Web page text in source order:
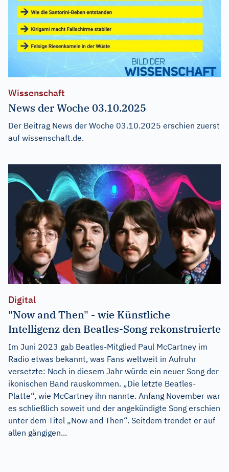
Wissenschaft
News der Woche 03.10.2025
Der Beitrag News der Woche 03.10.2025 erschien zuerst
auf wissenschaft.de.
Digital
"Now and Then" - wie Künstliche
Intelligenz den Beatles-Song rekonstruierte
Im Juni 2023 gab Beatles-Mitglied Paul McCartney im
Radio etwas bekannt, was Fans weltweit in Aufruhr
versetzte: Noch in diesem Jahr würde ein neuer Song der
ikonischen Band rauskommen. „Die letzte Beatles-
Platte“, wie McCartney ihn nannte. Anfang November war
es schließlich soweit und der angekündigte Song erschien
unter dem Titel „Now and Then“. Seitdem trendet er auf
allen gängigen...